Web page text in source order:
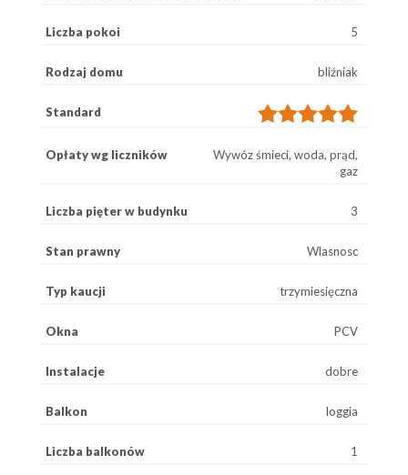
Liczba pokoi 5
Rodzaj domu bliźniak
Standard
Opłaty wg liczników
Wywóz śmieci, woda, prąd,
gaz
Liczba pięter w budynku 3
Stan prawny Wlasnosc
Typ kaucji trzymiesięczna
Okna PCV
Instalacje dobre
Balkon loggia
Liczba balkonów 1